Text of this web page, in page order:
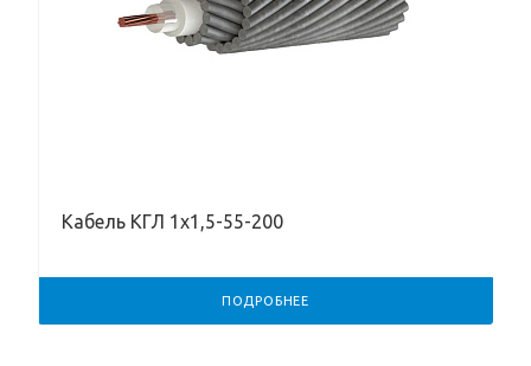
Кабель КГЛ 1х1,5-55-200
ПОДРОБНЕЕ